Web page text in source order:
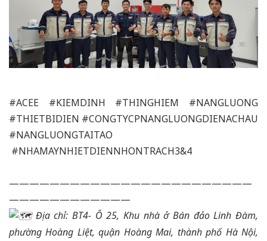
#ACEE #KIEMDINH #THINGHIEM
#NANGLUONG
#THIETBIDIEN #CONGTYCPNANGLUONGDIENACHAU
#NANGLUONGTAITAO
#NHAMAYNHIETDIENNHONTRACH3&4
————————————————————————
————————————
Địa chỉ: BT4- Ô 25, Khu nhà ở Bán đảo Linh Đàm,
phường Hoàng Liệt, quận Hoàng Mai, thành phố Hà Nội,